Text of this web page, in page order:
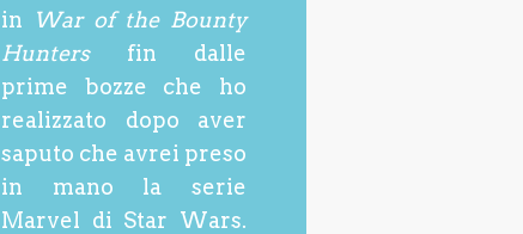
in
War of the Bounty
Huntersfin dalle
prime bozze che ho
realizzato dopo aver
saputo che avrei preso
in mano la serie
Marvel di Star Wars.